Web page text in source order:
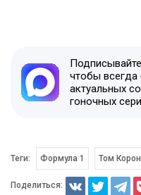
чтобы
актуальных
гоночных
Теги: Формула 1 Том
Поделиться: